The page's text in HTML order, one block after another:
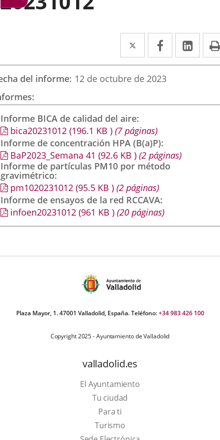
Twitter
Enlace
a
una
externa.
Facebook
Enlace
a
una
externa.
a
del informe 12 de octubre de 2023
Informe BICA de calidad del aire
bica20231012 (196.1 KB ) (7 páginas)
Informe de concentración HPA (B(a)P)
BaP2023_Semana 41 (92.6 KB ) (2 páginas)
Informe de partículas PM10 por método
gravimétrico
pm1020231012 (95.5 KB ) (2 páginas)
Informe de ensayos de la red RCCAVA
infoen20231012 (961 KB ) (20 páginas)
Plaza Mayor, 1. 47001 Valladolid, España. Teléfono:+34 983 426 100
Copyright 2025 - Ayuntamiento de Valladolid
valladolid.es
El Ayuntamiento
Tu ciudad
Para ti
TurismoEste